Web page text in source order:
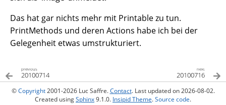
Das hat gar nichts mehr mit Printable zu tun.
PrintMethods und deren Actions habe ich bei der
Gelegenheit etwas umstrukturiert.
previous
20100714
next
20100716
©Copyright2001-2026 Luc Saffre.Contact. Last updated on 2026-08-02.
Created usingSphinx9.1.0. Insipid Theme.Source code.